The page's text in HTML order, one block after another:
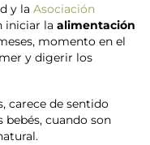
y la Asociación
iniciar la alimentación
momento en el
y digerir los
carece de sentido
cuando son